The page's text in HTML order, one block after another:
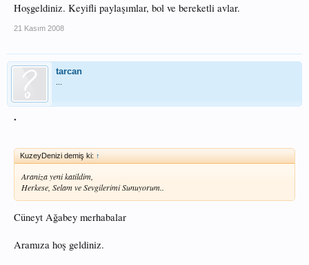
Hoşgeldiniz. Keyifli paylaşımlar, bol ve bereketli avlar.
21 Kasım 2008
tarcan
.
KuzeyDenizi demiş ki: ↑
Araniza yeni katildim,
Herkese, Selam ve Sevgilerimi Sunuyorum..
Cüneyt Ağabey merhabalar
Aramıza hoş geldiniz.